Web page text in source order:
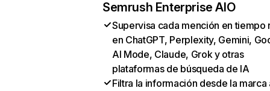
Semrush Enterprise AIO
Supervisa cada mención en tiempo
en ChatGPT, Perplexity, Gemini,
AI Mode, Claude, Grok y otras
plataformas de búsqueda de IA
Filtra la información desde la marca